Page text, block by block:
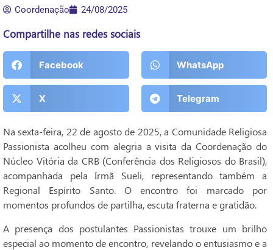
Coordenação 24/08/2025
Compartilhe nas redes sociais
Facebook WhatsApp
X Telegram
Na sexta-feira, 22 de agosto de 2025, a Comunidade Religiosa
Passionista acolheu com alegria a visita da Coordenação do
Núcleo Vitória da CRB (Conferência dos Religiosos do Brasil),
acompanhada pela Irmã Sueli, representando também a
Regional Espírito Santo. O encontro foi marcado por
momentos profundos de partilha, escuta fraterna e gratidão.
A presença dos postulantes Passionistas trouxe um brilho
especial ao momento de encontro, revelando o entusiasmo e a